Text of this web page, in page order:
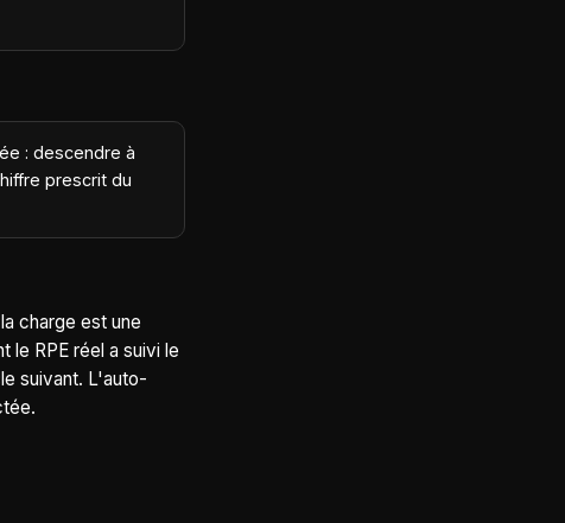
: descendre à
prescrit du
charge est une
RPE réel a suivi le
suivant. L'auto-